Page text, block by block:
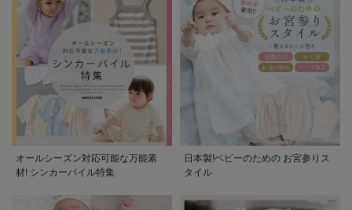
オールシーズン対応可能な万能素
材! シンカーパイル特集
日本製!ベビーのための お宮参りス
タイル